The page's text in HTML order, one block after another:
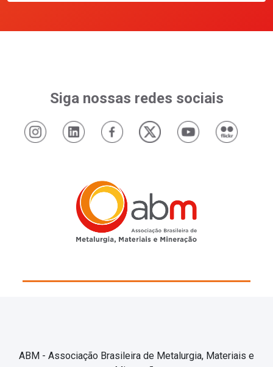
Siga nossas redes sociais
ABM - Associação Brasileira de Metalurgia, Materiais e